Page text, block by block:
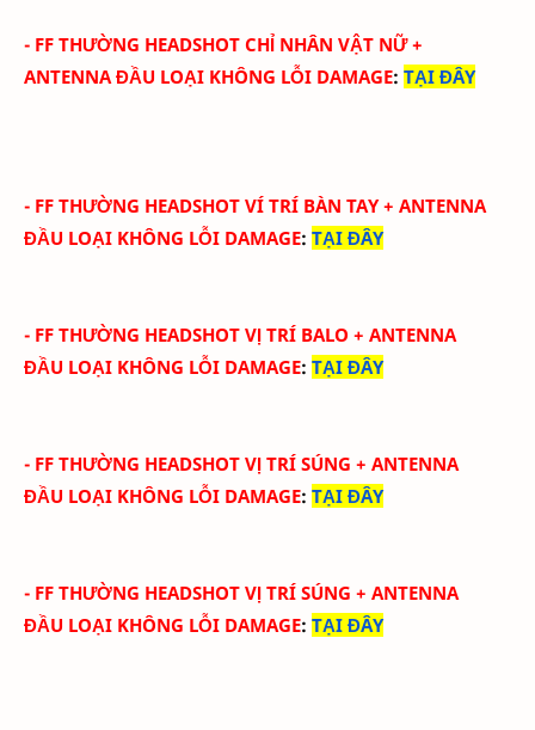
- FF THƯỜNG HEADSHOT CHỈ NHÂN VẬT NỮ+
ANTENNA ĐẦU LOẠI KHÔNG LỖI DAMAGE: TẠI ĐÂY
- FF THƯỜNG HEADSHOT VÍ TRÍ BÀN TAY+ ANTENNA
ĐẦU LOẠI KHÔNG LỖI DAMAGE: TẠI ĐÂY
- FF THƯỜNG HEADSHOT VỊ TRÍ BALO + ANTENNA
ĐẦU LOẠI KHÔNG LỖI DAMAGE: TẠI ĐÂY
- FF THƯỜNG HEADSHOT VỊ TRÍ SÚNG + ANTENNA
ĐẦU LOẠI KHÔNG LỖI DAMAGE: TẠI ĐÂY
- FF THƯỜNG HEADSHOT VỊ TRÍ SÚNG + ANTENNA
ĐẦU LOẠI KHÔNG LỖI DAMAGE: TẠI ĐÂY